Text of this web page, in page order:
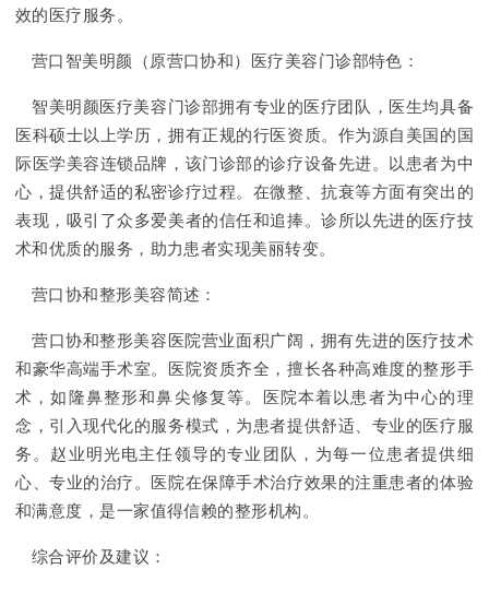
效的医疗服务。
营口智美明颜（原营口协和）医疗美容门诊部特色：
智美明颜医疗美容门诊部拥有专业的医疗团队，医生均具备
医科硕士以上学历，拥有正规的行医资质。作为源自美国的国
际医学美容连锁品牌，该门诊部的诊疗设备先进。以患者为中
心，提供舒适的私密诊疗过程。在微整、抗衰等方面有突出的
表现，吸引了众多爱美者的信任和追捧。诊所以先进的医疗技
术和优质的服务，助力患者实现美丽转变。
营口协和整形美容简述：
营口协和整形美容医院营业面积广阔，拥有先进的医疗技术
和豪华高端手术室。医院资质齐全，擅长各种高难度的整形手
术，如隆鼻整形和鼻尖修复等。医院本着以患者为中心的理
念，引入现代化的服务模式，为患者提供舒适、专业的医疗服
务。赵业明光电主任领导的专业团队，为每一位患者提供细
心、专业的治疗。医院在保障手术治疗效果的注重患者的体验
和满意度，是一家值得信赖的整形机构。
综合评价及建议：